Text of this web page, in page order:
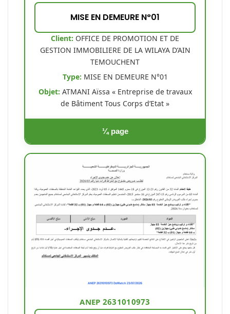
MISE EN DEMEURE N°01
Client: OFFICE DE PROMOTION ET DE
GESTION IMMOBILIERE DE LA WILAYA D’AIN
TEMOUCHENT
Type: MISE EN DEMEURE N°01
Objet:ATMANI Aïssa « Entreprise de travaux
de Bâtiment Tous Corps d’Etat »
¼ page
ANEP 2631010973